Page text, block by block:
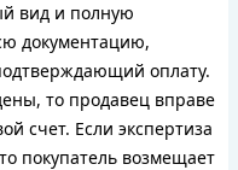
вид и полную
документацию,
оплату.
то продавец вправе
счет. Если экспертиза
покупатель возмещает